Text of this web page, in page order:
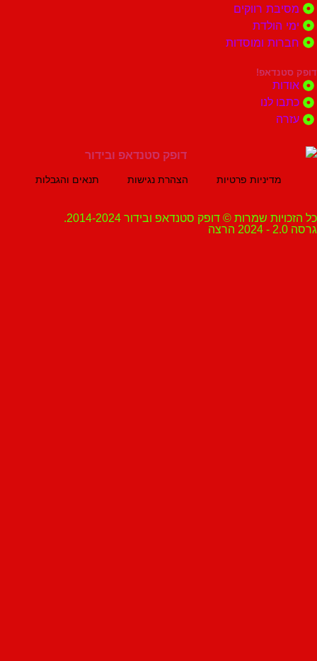
רווקים
ומוסדות
לנו
מדיניות פרטיות הצהרת נגישות תנאים והגבלות
שמרות © דופק סטנדאפ ובידור 2014-2024.